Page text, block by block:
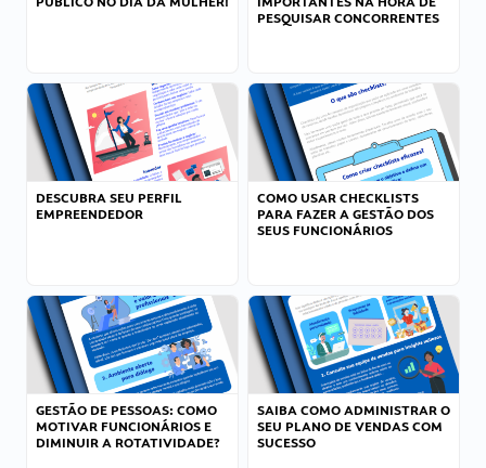
PESQUISAR CONCORRENTES
DESCUBRA SEU PERFIL
EMPREENDEDOR
COMO USAR CHECKLISTS
PARA FAZER A GESTÃO DOS
SEUS FUNCIONÁRIOS
GESTÃO DE PESSOAS: COMO
MOTIVAR FUNCIONÁRIOS E
DIMINUIR A ROTATIVIDADE?
SAIBA COMO ADMINISTRAR O
SEU PLANO DE VENDAS COM
SUCESSO